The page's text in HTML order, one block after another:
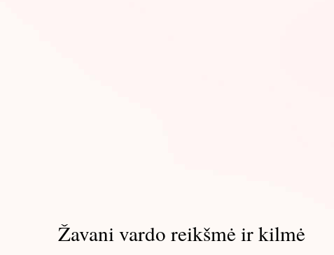
Žavani vardo reikšmė ir kilmė